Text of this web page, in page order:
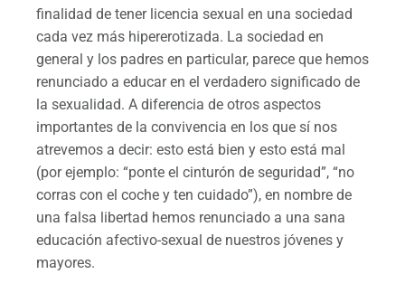
finalidad de tener licencia sexual en una sociedad
cada vez más hipererotizada. La sociedad en
general y los padres en particular, parece que hemos
renunciado a educar en el verdadero significado de
la sexualidad. A diferencia de otros aspectos
importantes de la convivencia en los que sí nos
atrevemos a decir: esto está bien y esto está mal
(por ejemplo: “ponte el cinturón de seguridad”, “no
corras con el coche y ten cuidado”), en nombre de
una falsa libertad hemos renunciado a una sana
educación afectivo-sexual de nuestros jóvenes y
mayores.